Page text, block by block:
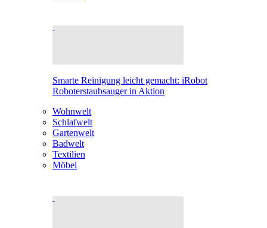
Smarte Reinigung leicht gemacht: iRobot
Roboterstaubsauger in Aktion
Wohnwelt
Schlafwelt
Gartenwelt
Badwelt
Textilien
Möbel